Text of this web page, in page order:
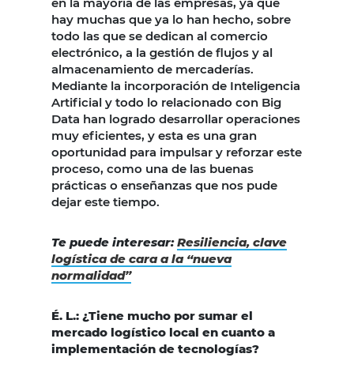
hay muchas que ya lo han hecho, sobre
todo las que se dedican al comercio
electrónico, a la gestión de flujos y al
almacenamiento de mercaderías.
Mediante la incorporación de Inteligencia
Artificial y todo lo relacionado con Big
Data han logrado desarrollar operaciones
muy eficientes, y esta es una gran
oportunidad para impulsar y reforzar este
proceso, como una de las buenas
prácticas o enseñanzas que nos pude
dejar este tiempo.
Te puede interesar:Resiliencia, clave
logística de cara a la “nueva
normalidad”
É. L.: ¿Tiene mucho por sumar el
mercado logístico local en cuanto a
implementación de tecnologías?